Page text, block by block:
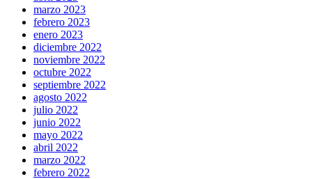
marzo 2023
febrero 2023
enero 2023
diciembre 2022
noviembre 2022
octubre 2022
septiembre 2022
agosto 2022
julio 2022
junio 2022
mayo 2022
abril 2022
marzo 2022
febrero 2022